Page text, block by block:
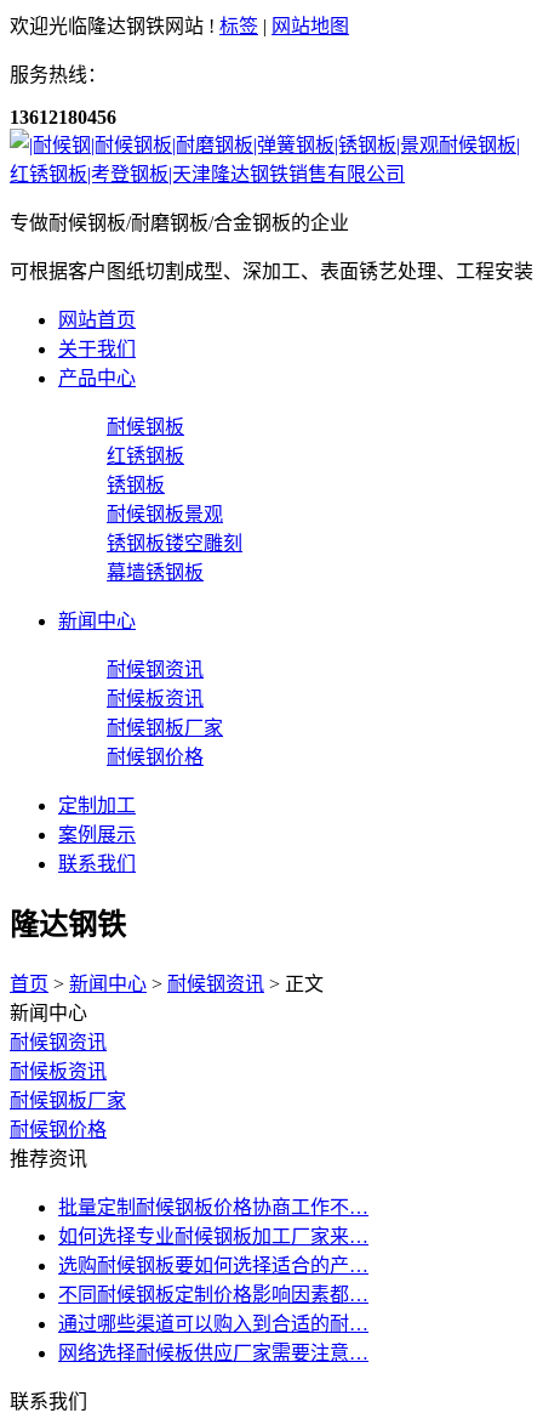
欢迎光临隆达钢铁网站 ! 标签 | 网站地图
服务热线：
13612180456
专做耐候钢板/耐磨钢板/合金钢板的企业
可根据客户图纸切割成型、深加工、表面锈艺处理、工程安装
网站首页
关于我们
产品中心
耐候钢板
红锈钢板
锈钢板
耐候钢板景观
锈钢板镂空雕刻
幕墙锈钢板
新闻中心
耐候钢资讯
耐候板资讯
耐候钢板厂家
耐候钢价格
定制加工
案例展示
联系我们
隆达钢铁
首页 > 新闻中心 > 耐候钢资讯 > 正文
新闻中心
耐候钢资讯
耐候板资讯
耐候钢板厂家
耐候钢价格
推荐资讯
批量定制耐候钢板价格协商工作不…
如何选择专业耐候钢板加工厂家来…
选购耐候钢板要如何选择适合的产…
不同耐候钢板定制价格影响因素都…
通过哪些渠道可以购入到合适的耐…
网络选择耐候板供应厂家需要注意…
联系我们